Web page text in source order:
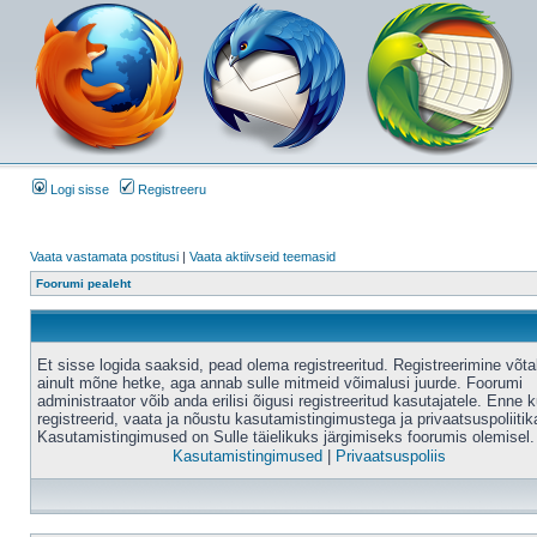
Logi sisse Registreeru
Vaata vastamata postitusi | Vaata aktiivseid teemasid
Foorumi pealeht
Et sisse logida saaksid, pead olema registreeritud. Registreerimine
ainult mõne hetke, aga annab sulle mitmeid võimalusi juurde. Foorumi
administraator võib anda erilisi õigusi registreeritud kasutajatele. Enne
registreerid, vaata ja nõustu kasutamistingimustega ja
Kasutamistingimused on Sulle täielikuks järgimiseks foorumis olemisel.
Kasutamistingimused
Privaatsuspoliis